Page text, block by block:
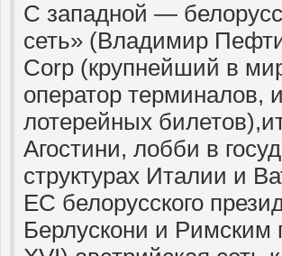
С западной —
сеть» (Владимир
Corp (крупнейший в
оператор терминалов,
лотерейных
Агостини, лобби в
структурах Италии и
ЕС белорусского
Берлускони и Римским